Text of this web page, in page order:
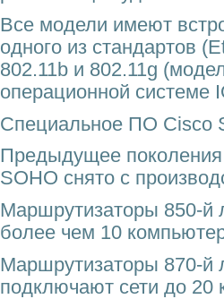
Все модели имеют
одного из стандартов
802.11b и 802.11g
операционной системе
Специальное ПО Cisco
Предыдущее поколения
SOHO снято с
Маршрутизаторы 850-й
более чем 10
Маршрутизаторы 870-й
подключают сети до